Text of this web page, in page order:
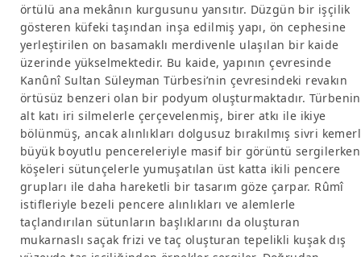
örtülü ana mekânın kurgusunu yansıtır. Düzgün bir işçilik
gösteren küfeki taşından inşa edilmiş yapı, ön cephesine
yerleştirilen on basamaklı merdivenle ulaşılan bir kaide
üzerinde yükselmektedir. Bu kaide, yapının çevresinde
Kanûnî Sultan Süleyman Türbesi’nin çevresindeki revakın
örtüsüz benzeri olan bir podyum oluşturmaktadır. Türbenin
alt katı iri silmelerle çerçevelenmiş, birer atkı ile ikiye
bölünmüş, ancak alınlıkları dolgusuz bırakılmış sivri
büyük boyutlu pencereleriyle masif bir görüntü sergilerken
köşeleri sütunçelerle yumuşatılan üst katta ikili pencere
grupları ile daha hareketli bir tasarım göze çarpar. Rûmî
istifleriyle bezeli pencere alınlıkları ve alemlerle
taçlandırılan sütunların başlıklarını da oluşturan
mukarnaslı saçak frizi ve taç oluşturan tepelikli kuşak dış